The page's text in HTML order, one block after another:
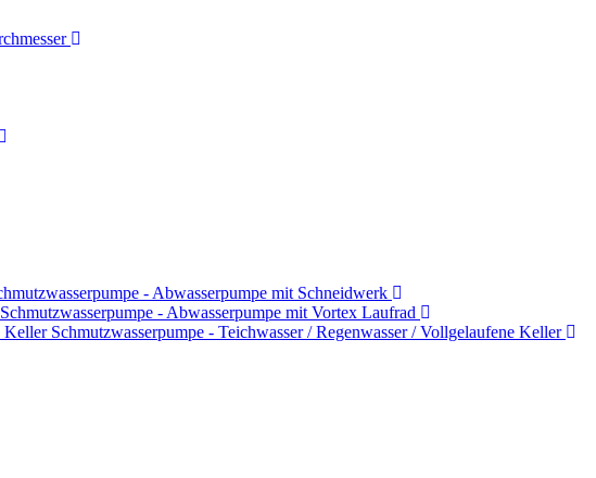
- Abwasserpumpe mit Schneidwerk
Schmutzwasserpumpe - Abwasserpumpe mit Vortex Laufrad
Schmutzwasserpumpe - Teichwasser / Regenwasser / Vollgelaufene Keller